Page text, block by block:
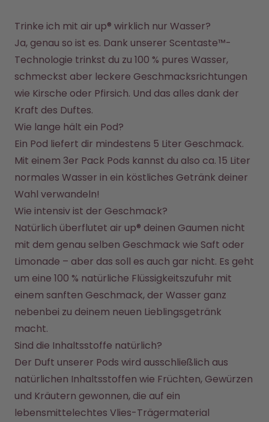
Trinke ich mit air up® wirklich nur Wasser?
Ja, genau so ist es. Dank unserer Scentaste™-
Technologie trinkst du zu 100 % pures Wasser,
schmeckst aber leckere Geschmacksrichtungen
wie Kirsche oder Pfirsich. Und das alles dank der
Kraft des Duftes.
Wie lange hält ein Pod?
Ein Pod liefert dir mindestens 5 Liter Geschmack.
Mit einem 3er Pack Pods kannst du also ca. 15 Liter
normales Wasser in ein köstliches Getränk deiner
Wahl verwandeln!
Wie intensiv ist der Geschmack?
Natürlich überflutet air up® deinen Gaumen nicht
mit dem genau selben Geschmack wie Saft oder
Limonade – aber das soll es auch gar nicht. Es geht
um eine 100 % natürliche Flüssigkeitszufuhr mit
einem sanften Geschmack, der Wasser ganz
nebenbei zu deinem neuen Lieblingsgetränk
macht.
Sind die Inhaltsstoffe natürlich?
Der Duft unserer Pods wird ausschließlich aus
natürlichen Inhaltsstoffen wie Früchten, Gewürzen
und Kräutern gewonnen, die auf ein
lebensmittelechtes Vlies-Trägermaterial